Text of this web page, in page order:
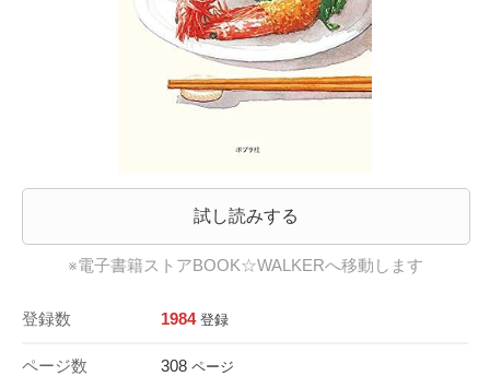
試し読みする
※電子書籍ストアBOOK☆WALKERへ移動します
登録数 1984 登録
ページ数 308 ページ